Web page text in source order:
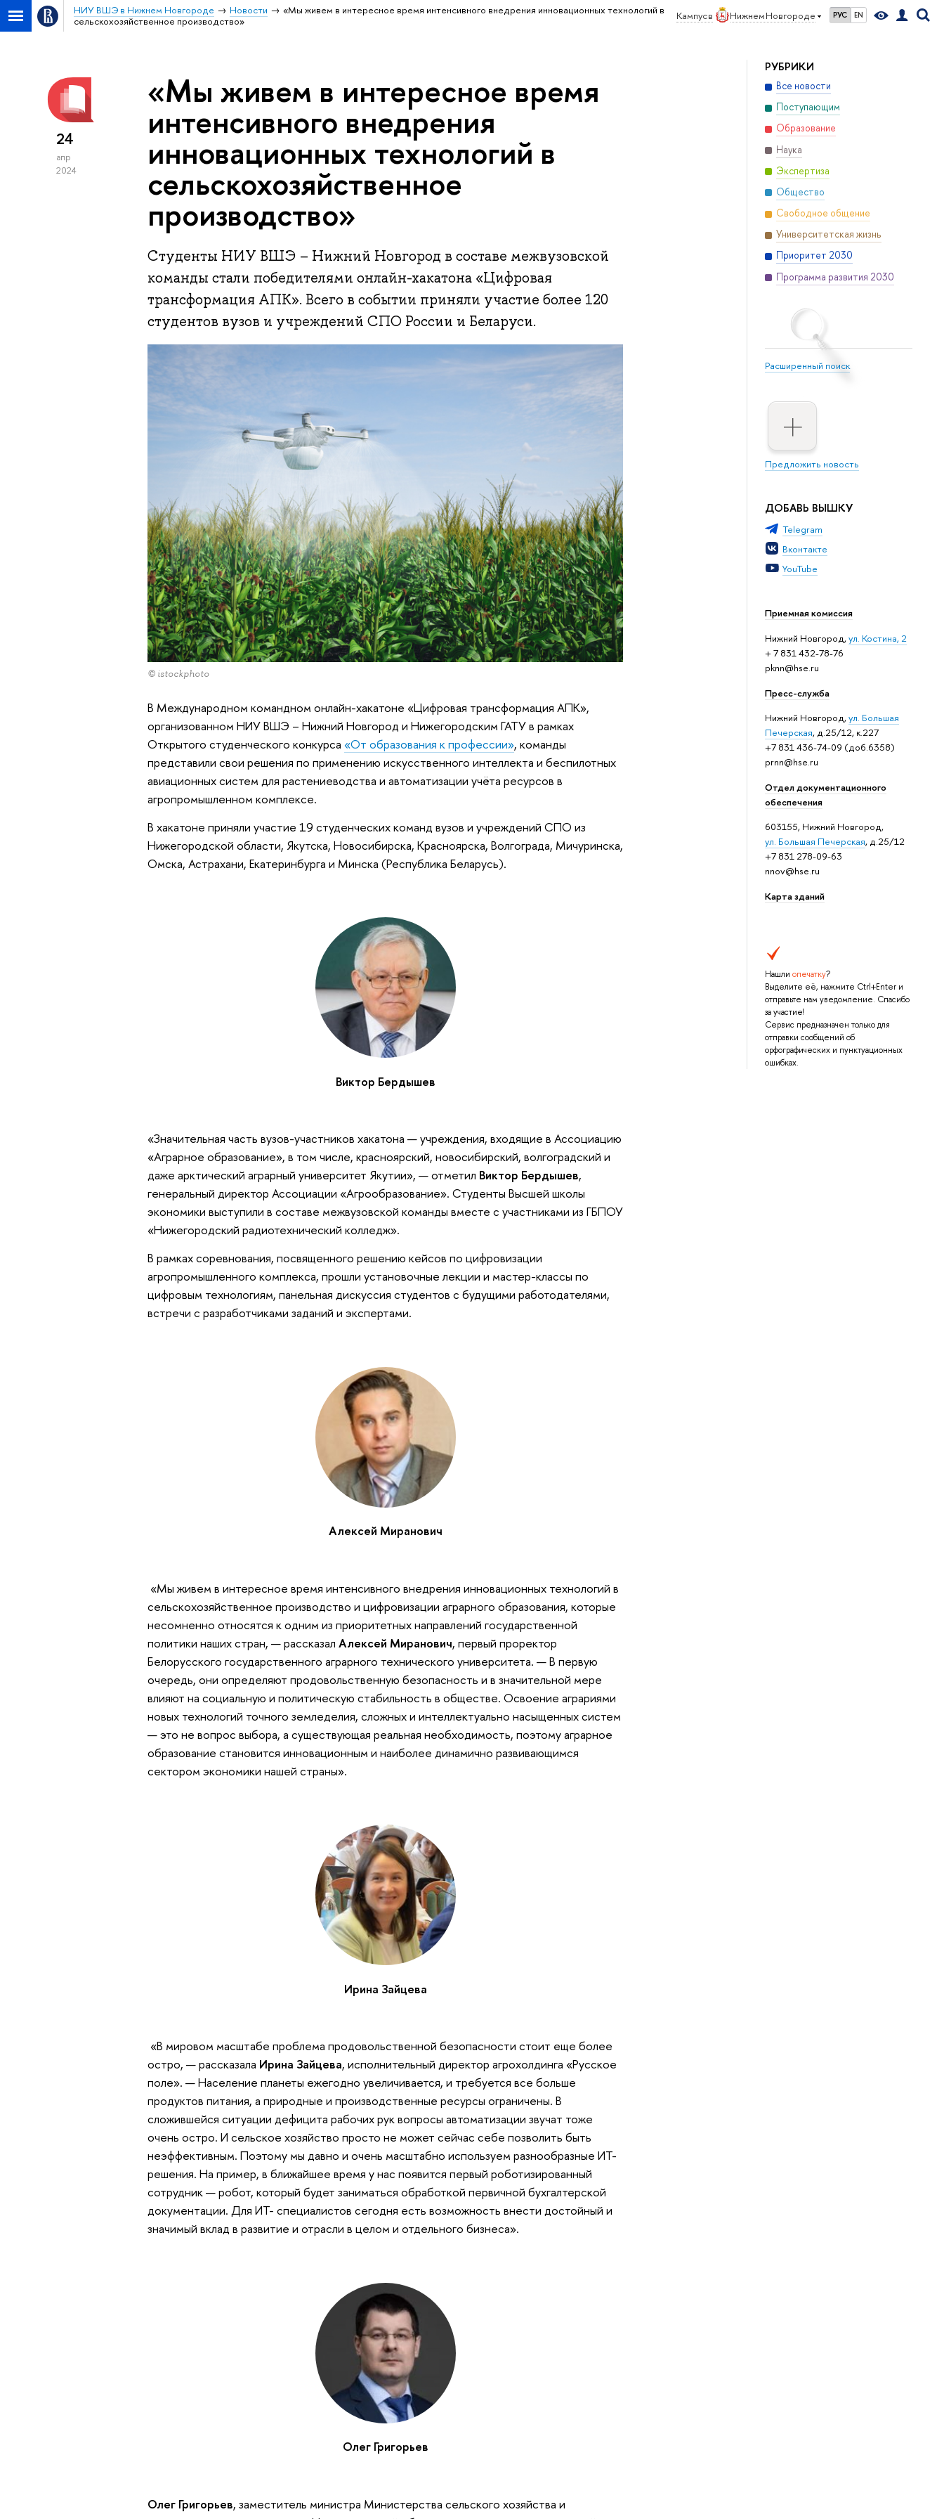
Кампус в Нижнем Новгороде РУС EN
НИУ ВШЭ в Нижнем Новгороде Новости
«Мы живем в интересное время интенсивного внедрения инновационных технологий в
сельскохозяйственное производство»
РУБРИКИ
Все новости
Поступающим
Образование
Наука
Экспертиза
Общество
Свободное общение
Университетская жизнь
Приоритет 2030
Программа развития 2030
Расширенный поиск
Предложить новость
ДОБАВЬ ВЫШКУ
Telegram
Вконтакте
YouTube
Приемная комиссия
Нижний Новгород,ул. Костина, 2
+ 7 831 432-78-76
pknn@hse.ru
Пресс-служба
Нижний Новгород,ул. Большая
Печерская, д.25/12, к.227
+7 831 436-74-09 (доб.6358)
prnn@hse.ru
Отдел документационного
обеспечения
603155, Нижний Новгород,
ул. Большая Печерская, д.25/12
+7 831 278-09-63
nnov@hse.ru
Карта зданий
Нашли опечатку?
Выделите её, нажмите Ctrl+Enter и
отправьте нам уведомление. Спасибо
за участие!
Сервис предназначен только для
отправки сообщений об
орфографических и пунктуационных
ошибках.
24
апр
2024
«Мы живем в интересное время
интенсивного внедрения
инновационных технологий в
сельскохозяйственное
производство»
Студенты НИУ ВШЭ – Нижний Новгород в составе межвузовской
команды стали победителями онлайн-хакатона «Цифровая
трансформация АПК». Всего в событии приняли участие более 120
студентов вузов и учреждений СПО России и Беларуси.
© istockphoto
В Международном командном онлайн-хакатоне «Цифровая трансформация АПК»,
организованном НИУ ВШЭ – Нижний Новгород и Нижегородским ГАТУ в рамках
Открытого студенческого конкурса «От образования к профессии», команды
представили свои решения по применению искусственного интеллекта и беспилотных
авиационных систем для растениеводства и автоматизации учёта ресурсов в
агропромышленном комплексе.
В хакатоне приняли участие 19 студенческих команд вузов и учреждений СПО из
Нижегородской области, Якутска, Новосибирска, Красноярска, Волгограда, Мичуринска,
Омска, Астрахани, Екатеринбурга и Минска (Республика Беларусь).
Виктор Бердышев
«Значительная часть вузов-участников хакатона — учреждения, входящие в Ассоциацию
«Аграрное образование», в том числе, красноярский, новосибирский, волгоградский и
даже арктический аграрный университет Якутии», — отметил Виктор Бердышев,
генеральный директор Ассоциации «Агрообразование». Студенты Высшей школы
экономики выступили в составе межвузовской команды вместе с участниками из ГБПОУ
«Нижегородский радиотехнический колледж».
В рамках соревнования, посвященного решению кейсов по цифровизации
агропромышленного комплекса, прошли установочные лекции и мастер-классы по
цифровым технологиям, панельная дискуссия студентов с будущими работодателями,
встречи с разработчиками заданий и экспертами.
Алексей Миранович
«Мы живем в интересное время интенсивного внедрения инновационных технологий в
сельскохозяйственное производство и цифровизации аграрного образования, которые
несомненно относятся к одним из приоритетных направлений государственной
политики наших стран, — рассказал Алексей Миранович, первый проректор
Белорусского государственного аграрного технического университета. — В первую
очередь, они определяют продовольственную безопасность и в значительной мере
влияют на социальную и политическую стабильность в обществе. Освоение аграриями
новых технологий точного земледелия, сложных и интеллектуально насыщенных систем
— это не вопрос выбора, а существующая реальная необходимость, поэтому аграрное
образование становится инновационным и наиболее динамично развивающимся
сектором экономики нашей страны».
Ирина Зайцева
«В мировом масштабе проблема продовольственной безопасности стоит еще более
остро, — рассказала Ирина Зайцева, исполнительный директор агрохолдинга «Русское
поле». — Население планеты ежегодно увеличивается, и требуется все больше
продуктов питания, а природные и производственные ресурсы ограничены. В
сложившейся ситуации дефицита рабочих рук вопросы автоматизации звучат тоже
очень остро. И сельское хозяйство просто не может сейчас себе позволить быть
неэффективным. Поэтому мы давно и очень масштабно используем разнообразные ИТ-
решения. На пример, в ближайшее время у нас появится первый роботизированный
сотрудник — робот, который будет заниматься обработкой первичной бухгалтерской
документации. Для ИТ- специалистов сегодня есть возможность внести достойный и
значимый вклад в развитие и отрасли в целом и отдельного бизнеса».
Олег Григорьев
Олег Григорьев, заместитель министра Министерства сельского хозяйства и